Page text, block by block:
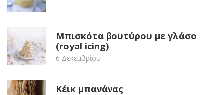
Μπισκότα βουτύρου με γλάσο
(royal icing)
6 Δεκεμβρίου
Κέικ μπανάνας